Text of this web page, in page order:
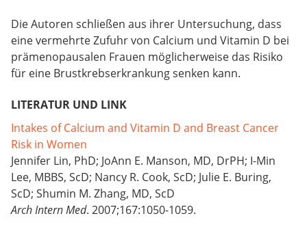
Die Autoren schließen aus ihrer Untersuchung, dass
eine vermehrte Zufuhr von Calcium und Vitamin D bei
prämenopausalen Frauen möglicherweise das Risiko
für eine Brustkrebserkrankung senken kann.
LITERATUR UND LINK
Intakes of Calcium and Vitamin D and Breast Cancer
Risk in Women
Jennifer Lin, PhD; JoAnn E. Manson, MD, DrPH; I-Min
Lee, MBBS, ScD; Nancy R. Cook, ScD; Julie E. Buring,
ScD; Shumin M. Zhang, MD, ScD
Arch Intern Med. 2007;167:1050-1059.